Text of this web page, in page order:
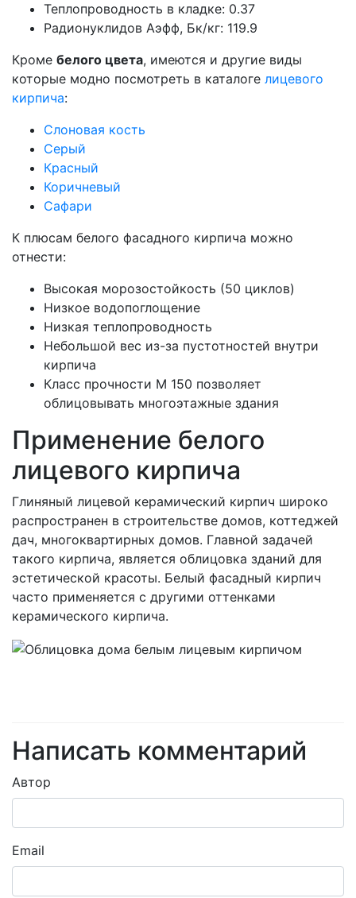
Теплопроводность в кладке: 0.37
Радионуклидов Аэфф, Бк/кг: 119.9
Кроме белого цвета, имеются и другие виды
которые модно посмотреть в каталоге лицевого
кирпича:
Слоновая кость
Серый
Красный
Коричневый
Сафари
К плюсам белого фасадного кирпича можно
отнести:
Высокая морозостойкость (50 циклов)
Низкое водопоглощение
Низкая теплопроводность
Небольшой вес из-за пустотностей внутри
кирпича
Класс прочности М 150 позволяет
облицовывать многоэтажные здания
Применение белого
лицевого кирпича
Глиняный лицевой керамический кирпич широко
распространен в строительстве домов, коттеджей
дач, многоквартирных домов. Главной задачей
такого кирпича, является облицовка зданий для
эстетической красоты. Белый фасадный кирпич
часто применяется с другими оттенками
керамического кирпича.
Написать комментарий
Автор
Email